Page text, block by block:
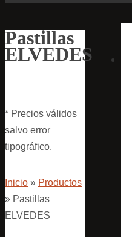
Pastillas
ELVEDES
* Precios válidos
salvo error
tipográfico.
Inicio » Productos
» Pastillas
ELVEDES